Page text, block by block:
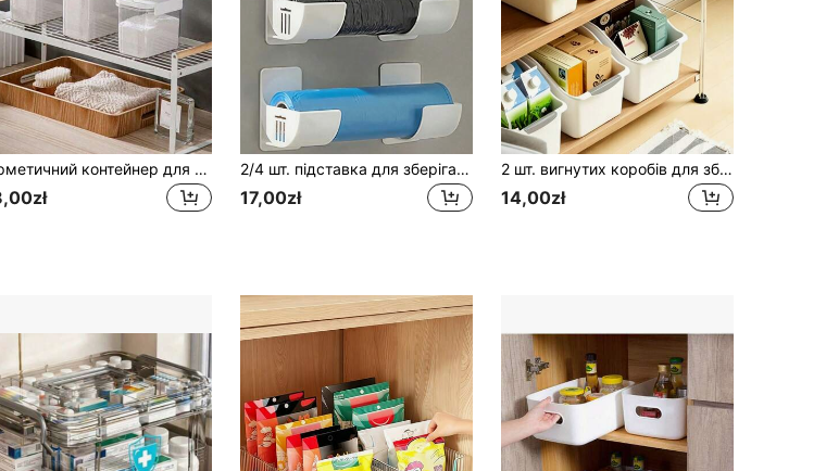
Герметичний контейнер для прального порошку, прозорий дозатор для зберігання, з мірною ложкою, герметична банка, підходить для порошкового та рідкого прального порошку 2/4 шт. підставка для зберігання пакетів для сміття без свердління, регульована кухонна підставка, підходить для пакетів для сміття, харчової плівки, парасольок, кухонних рулонів, тримач для плівки, кухонна полиця, підставка для раковини, підставка для зберігання в шафі, зберігання та організація на кухні, маленькі кухонні приладдя, контейнери для зберігання на кухні
17,00zł
2 шт. вигнутих коробів для зберігання з PP-пластику (білий/бежевий) - органайзери для шаф, що економлять місце, підійдуть для під раковини, комори та кухонних зазорів | дизайн із висувними шухлядами та роздільниками, ідеально для зберігання засобів для прибирання, снеків і побутових речей
14,00zł